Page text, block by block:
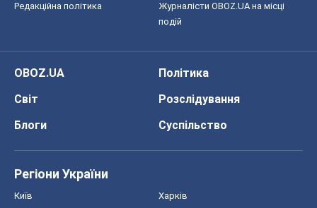
Редакційна політика
Журналісти OBOZ.UA на місці
подій
OBOZ.UA
Політика
Світ
Розслідування
Блоги
Суспільство
Регіони України
Київ Харків